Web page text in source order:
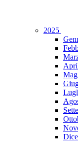
2025